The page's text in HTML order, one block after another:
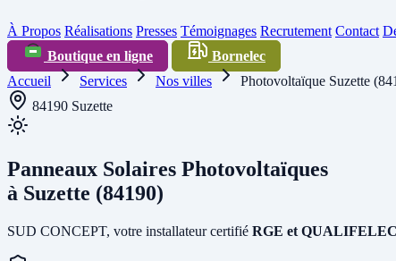
À Propos Réalisations Presses Témoignages Recrutement Contact
Boutique en ligne
Bornelec
Accueil
Services Nos villes
Photovoltaïque Suzette
84190 Suzette
Panneaux Solaires Photovoltaïques
à Suzette (84190)
SUD CONCEPT, votre installateur certifié RGE et QUALIFELEC